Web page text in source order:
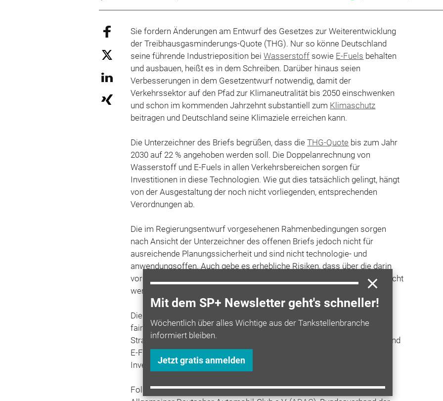
Mit dem SP+ Newsletter geht's schneller!
Wöchentlich über alles Wichtige aus der Tankstellenbranche
informiert bleiben.
Jetzt gratis anmelden
Sie fordern Änderungen am Entwurf des Gesetzes zur Weiterentwicklung
der Treibhausgasminderungs-Quote (THG). Nur so könne Deutschland
seine führende Industrieposition beiWasserstoff sowie E-Fuels behalten
und ausbauen, heißt es in dem Schreiben. Darüber hinaus seien
Verbesserungen in dem Gesetzentwurf notwendig, damit der
Verkehrssektor auf den Pfad zur Klimaneutralität bis 2050 einschwenken
und schon im kommenden Jahrzehnt substantiell zum Klimaschutz
beitragen und Deutschland seine Klimaziele erreichen kann.
Die Unterzeichner des Briefs begrüßen, dass dieTHG-Quote bis zum Jahr
2030 auf 22 % angehoben werden soll. Die Doppelanrechnung von
Wasserstoff und E-Fuels in allen Verkehrsbereichen sorgen für
Investitionen in diese Technologien. Wie gut dies tatsächlich gelingt, hängt
von der Ausgestaltung der noch nicht vorliegenden, entsprechenden
Verordnungen ab.
Die im Regierungsentwurf vorgesehenen Rahmenbedingungen sorgen
nach Ansicht der Unterzeichner des offenen Briefs jedoch nicht für
ausreichende Planungssicherheit und sind nicht technologie- und
anwendungsoffen. Auch gebe es erhebliche Risiken, dass über die darin
vorgeschlagenen Instrumente die Klimaschutzziele in der
Mobilität erreicht
werden können.
Die
fairen und offenenWettbewerbzwischen allen Technologien im
Straßenverkehr. So regen sie etwa eine Mindestquote für Wasserstoff und
E-Fuels an, um Technologieneutralität zu wahren. Nur so rechnen sich
Investitionen in entsprechende Anlagen.
Folgende Verbände und Initiativen haben den Brief unterzeichnet: